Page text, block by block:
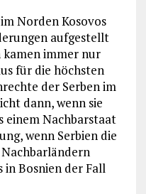
Norden Kosovos
aufgestellt
kamen immer nur
für die höchsten
der Serben im
dann, wenn sie
einem Nachbarstaat
wenn Serbien die
Bosnien der Fall